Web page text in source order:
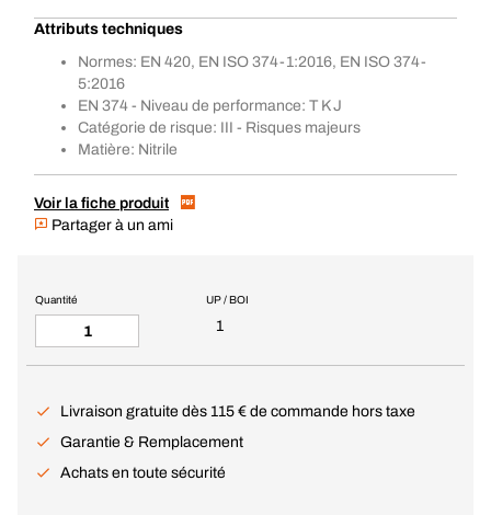
Attributs techniques
Normes: EN 420, EN ISO 374-1:2016, EN ISO 374-
5:2016
EN 374 - Niveau de performance: T K J
Catégorie de risque: III - Risques majeurs
Matière: Nitrile
Voir la fiche produit
Partager à un ami
UP / BOI
1
Quantité
Livraison gratuite dès 115 € de commande hors taxe
Garantie & Remplacement
Achats en toute sécurité